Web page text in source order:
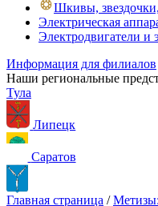
Шкивы,
Электрическая
Электродвигатели и
Информация для филиалов
Наши региональные
Тула
Липецк
Саратов
Главная страница /